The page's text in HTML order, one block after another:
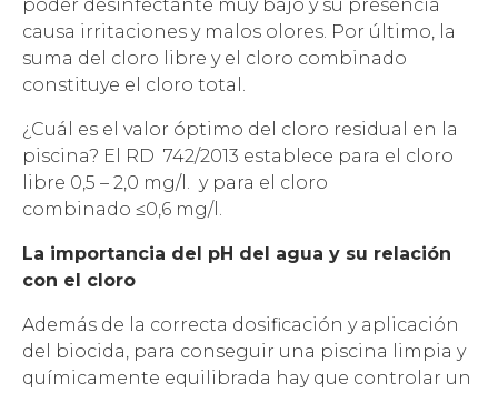
poder desinfectante muy bajo y su presencia
causa irritaciones y malos olores. Por último, la
suma del cloro libre y el cloro combinado
constituye el cloro total.
¿Cuál es el valor óptimo del cloro residual en la
piscina? El RD 742/2013 establece para el cloro
libre 0,5 – 2,0 mg/l. y para el cloro
combinado ≤0,6 mg/l.
La importancia del pH del agua y su relación
con el cloro
Además de la correcta dosificación y aplicación
del biocida, para conseguir una piscina limpia y
químicamente equilibrada hay que controlar un